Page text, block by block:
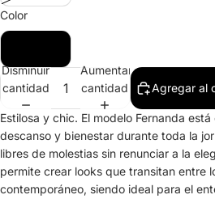
Color
Disminuir
cantidad
Aumentar
cantidad
Agregar al
Estilosa y chic. El modelo Fernanda
descanso y bienestar durante toda la
libres de molestias sin renunciar a la
permite crear looks que transitan entre
contemporáneo, siendo ideal para el